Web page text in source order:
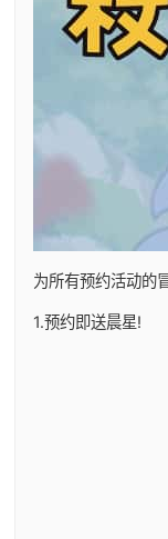
为所有预约活动的
1.预约即送晨星!